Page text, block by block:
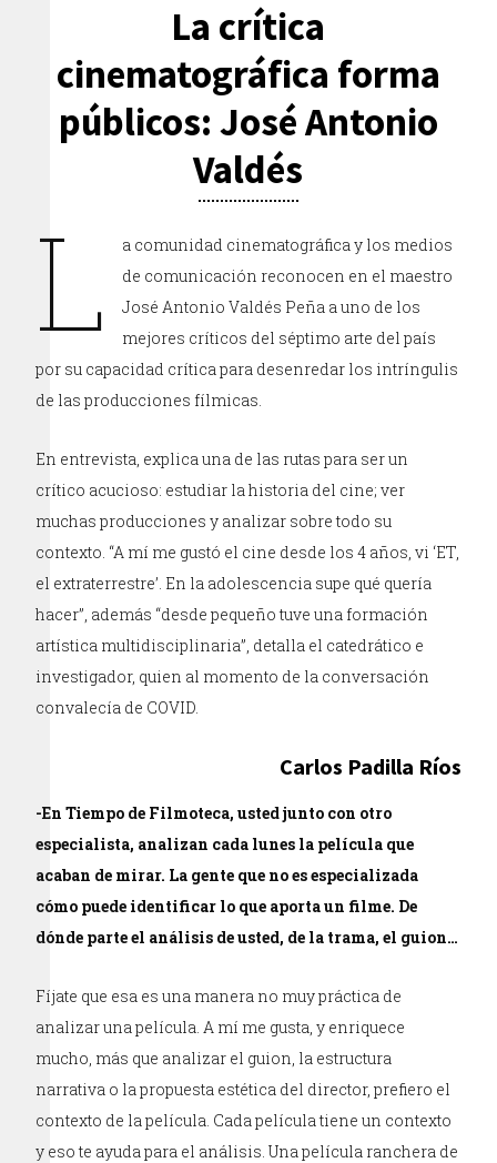
La crítica
cinematográfica forma
públicos: José Antonio
Valdés
L
a comunidad cinematográfica y los medios
de comunicación reconocen en el maestro
José Antonio Valdés Peña a uno de los
mejores críticos del séptimo arte del país
por su capacidad crítica para desenredar los intríngulis
de las producciones fílmicas.
En entrevista, explica una de las rutas para ser un
crítico acucioso: estudiar la historia del cine; ver
muchas producciones y analizar sobre todo su
contexto. “A mí me gustó el cine desde los 4 años, vi ‘ET,
el extraterrestre’. En la adolescencia supe qué quería
hacer”, además “desde pequeño tuve una formación
artística multidisciplinaria”, detalla el catedrático e
investigador, quien al momento de la conversación
convalecía de COVID.
Carlos Padilla Ríos
-En Tiempo de Filmoteca, usted junto con otro
especialista, analizan cada lunes la película que
acaban de mirar. La gente que no es especializada
cómo puede identificar lo que aporta un filme. De
dónde parte el análisis de usted, de la trama, el guion…
Fíjate que esa es una manera no muy práctica de
analizar una película. A mí me gusta, y enriquece
mucho, más que analizar el guion, la estructura
narrativa o la propuesta estética del director, prefiero el
contexto de la película. Cada película tiene un contexto
y eso te ayuda para el análisis. Una película ranchera de